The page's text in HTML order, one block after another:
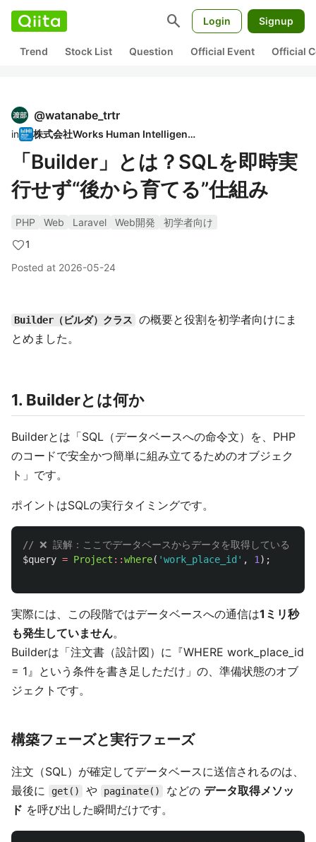
search Login Signup
Trend Stock List Question Official Event Official
@watanabe_trtr
in 株式会社Works Human Intelligence
「Builder」とは？SQLを即時実
行せず“後から育てる”仕組み
PHP Web Laravel Web開発
初学者向け
1
Posted at 2026-05-24
Builder（ビルダ）クラス
の概要と役割を初学者向けにま
とめました。
1. Builderとは何か
Builderとは「SQL（データベースへの命令文）を、PHP
のコードで安全かつ簡単に組み立てるためのオブジェク
ト」です。
ポイントはSQLの実行タイミングです。
// ❌ 誤解：ここでデータベースからデータを取得している
$query = Project ::where( 'work_place_id' , 1 );
実際には、この段階ではデータベースへの通信は1ミリ秒
も発生していません。
Builderは「注文書（設計図）に『WHERE work_place_id
= 1』という条件を書き足しただけ」の、準備状態のオブ
ジェクトです。
構築フェーズと実行フェーズ
注文（SQL）が確定してデータベースに送信されるのは、
最後に
get() や paginate() などの データ取得メソッ
ド を呼び出した瞬間だけです。